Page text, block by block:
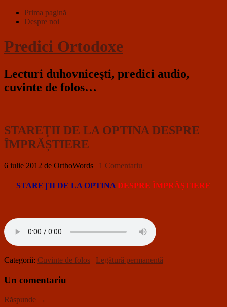
Prima pagină
Despre noi
Predici Ortodoxe
Lecturi duhovniceşti, predici audio,
cuvinte de folos…
STAREŢII DE LA OPTINA DESPRE
ÎMPRĂȘTIERE
6 iulie 2012 de OrthoWords | 1 Comentariu
STAREŢII DE LA OPTINA DESPRE ÎMPRĂȘTIERE
Categorii: Cuvinte de folos | Legătură permanentă
Un comentariu
Răspunde →